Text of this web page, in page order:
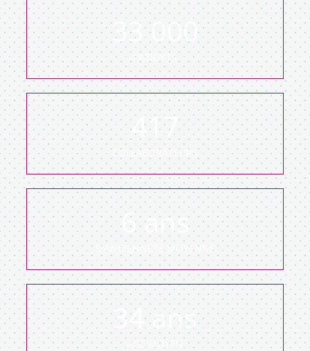
33000
PATIENTS
417
COLLABORATEURS
6ans
D’ANCIENNETÉ MOYENNE
34ans
AGE MOYEN